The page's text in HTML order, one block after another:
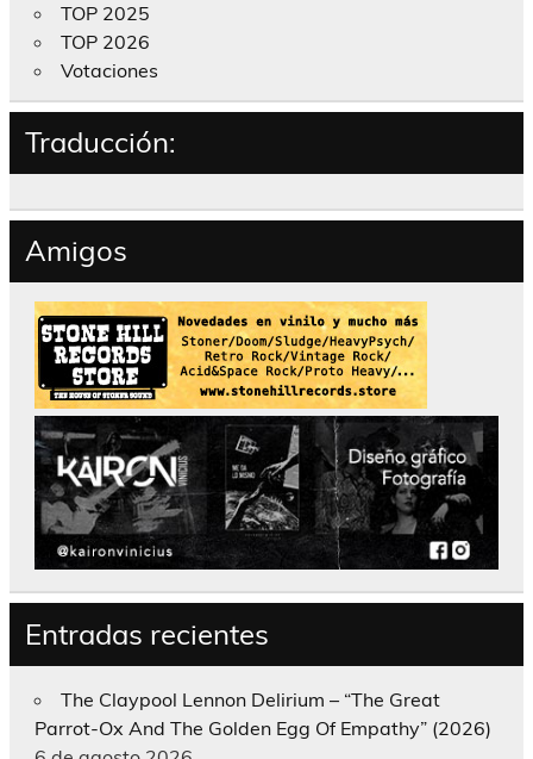
TOP 2025
TOP 2026
Votaciones
Traducción:
Amigos
Entradas recientes
The Claypool Lennon Delirium – “The Great
Parrot-Ox And The Golden Egg Of Empathy” (2026)